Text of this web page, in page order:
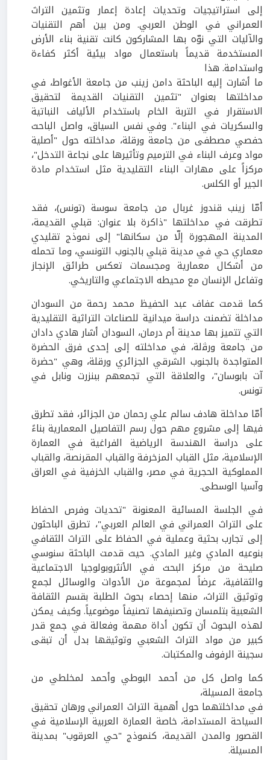
إلى استراتيجيات وتحديات إعادة إعمار وتثمين التراث
العمراني في الوطن العربي. ومن بين أهم التقنيات
والآليات التي نوّه بها المشاركون كانت تقنية بناء الأرض
المستخدمة قديماً باستعمال مواد بيئية أكثر كفاءة
واستدامة. هذا
ما أشارت إليه الباحثة دامن زينب من جامعة الأغواط، في
مداخلتها بعنوان "تثمين التقنيات القديمة لتحقيق
الاستقرار في التربة الخام باستخدام الألياف النباتية
والسكريات في البناء". وفي نفس السياق، واصل الباحث
حفصي مصطفى من جامعة ورقلة، مداخلته حول "أصلية
مواد وعرف البناء في الترميم وتأثيرها على نجاعة التدخل"،
مركزاً على مهارات البناء التقليدية مثل استخدام مادة
الجير أو الكلس.
أمّا زينب قندوز غربال من جامعة سوسة (تونس)، فقد
تطرقت في مداخلتها "ذاكرة بلا عنوان: قبلي القديمة،
المدينة المهجورة إلّا من سكانها" إلى نموذج تقليدي
معماري حي في مدينة قبلي بالجنوب التونسي، وما تحمله
من أشكال معمارية ومجسمات تعكس طرائق الإنجاز
وتفاعل الإنسان مع محيطه الاجتماعي والتاريخي.
كما قدمت عفاف عبد الحفيظ محمد رحمة من السودان
مداخلة تضمنت دراسة ميدانية للصناعات التراثية التقليدية
التي تتميز بها مدينة أم درمان، السودان أشار هادي دادان
من جامعة ورﭬلة، في مداخلته إلى إحدى فرق الحضرة
المتواجدة بالجنوب الشرقي الجزائري ورقلة، وهي "حضرة
آت بابوسان"، والعلاقة التي تجمعهم ببنزرت ونابل في
تونس.
أمّا مداخلة هادف سالم علي رحمان من الجزائر، فقد تطرق
فيها إلى مشروع مهم حول رسم التفاصيل المعمارية بناءً
على دراسة الهندسة الرياضية الفراغية في العمارة
الإسلامية، مثل القباب المزخرفة والقباب المقرنصة، والقباب
المملوكية الحجرية في مصر، والقباب الخزفية في العراق
وآسيا الوسطى.
في الجلسة المسائية المعنونة "تحديات وفرص الحفاظ
على التراث العمراني في العالم العربي"، تطرق الباحثون
إلى تجارب بحثية وعملية في الحفاظ على التراث الثقافي
بنوعيه المادي وغير المادي. حيث قدمت الباحثة سنوسي
صليحة من مركز البحث في الأنثروبولوجيا الاجتماعية
والثقافية، عرضاً لمجموعة من الأدوات والوسائل لجمع
وتوثيق التراث، منها إحصاء بحوث الطلبة بقسم الثقافة
الشعبية بتلمسان وتصنيفها تصنيفاً موضوعياً. وكيف يمكن
لهذه البحوث أن تكون أداة مهمة وفعالة في جمع قدر
كبير من مواد التراث الشعبي وتوثيقها بدل أن تبقى
سجينة الرفوف والمكتبات.
كما واصل كل من أحمد البوطي وأحمد لمخلطي من
جامعة المسيلة،
في مداخلتهما حول أهمية التراث العمراني ورهان تحقيق
السياحة المستدامة، خاصة العمارة العربية الإسلامية في
القصور والمدن القديمة، كنموذج "حي العرقوب" بمدينة
المسيلة.